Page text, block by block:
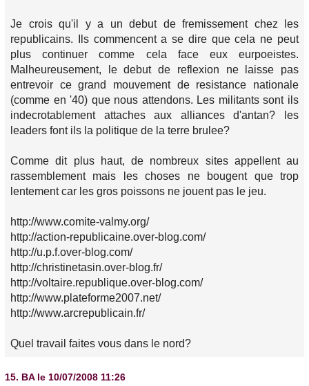
Je crois qu'il y a un debut de fremissement chez les
republicains. Ils commencent a se dire que cela ne peut
plus continuer comme cela face eux eurpoeistes.
Malheureusement, le debut de reflexion ne laisse pas
entrevoir ce grand mouvement de resistance nationale
(comme en '40) que nous attendons. Les militants sont ils
indecrotablement attaches aux alliances d'antan? les
leaders font ils la politique de la terre brulee?
Comme dit plus haut, de nombreux sites appellent au
rassemblement mais les choses ne bougent que trop
lentement car les gros poissons ne jouent pas le jeu.
http://www.comite-valmy.org/
http://action-republicaine.over-blog.com/
http://u.p.f.over-blog.com/
http://christinetasin.over-blog.fr/
http://voltaire.republique.over-blog.com/
http://www.plateforme2007.net/
http://www.arcrepublicain.fr/
Quel travail faites vous dans le nord?
15. BA le 10/07/2008 11:26